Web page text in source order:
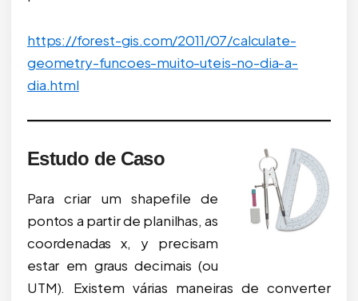
https://forest-gis.com/2011/07/calculate-
geometry-funcoes-muito-uteis-no-dia-a-
dia.html
Estudo de Caso
Para criar um shapefile de
pontos a partir de planilhas, as
coordenadas x, y precisam
estar em graus decimais (ou
UTM). Existem várias maneiras de converter